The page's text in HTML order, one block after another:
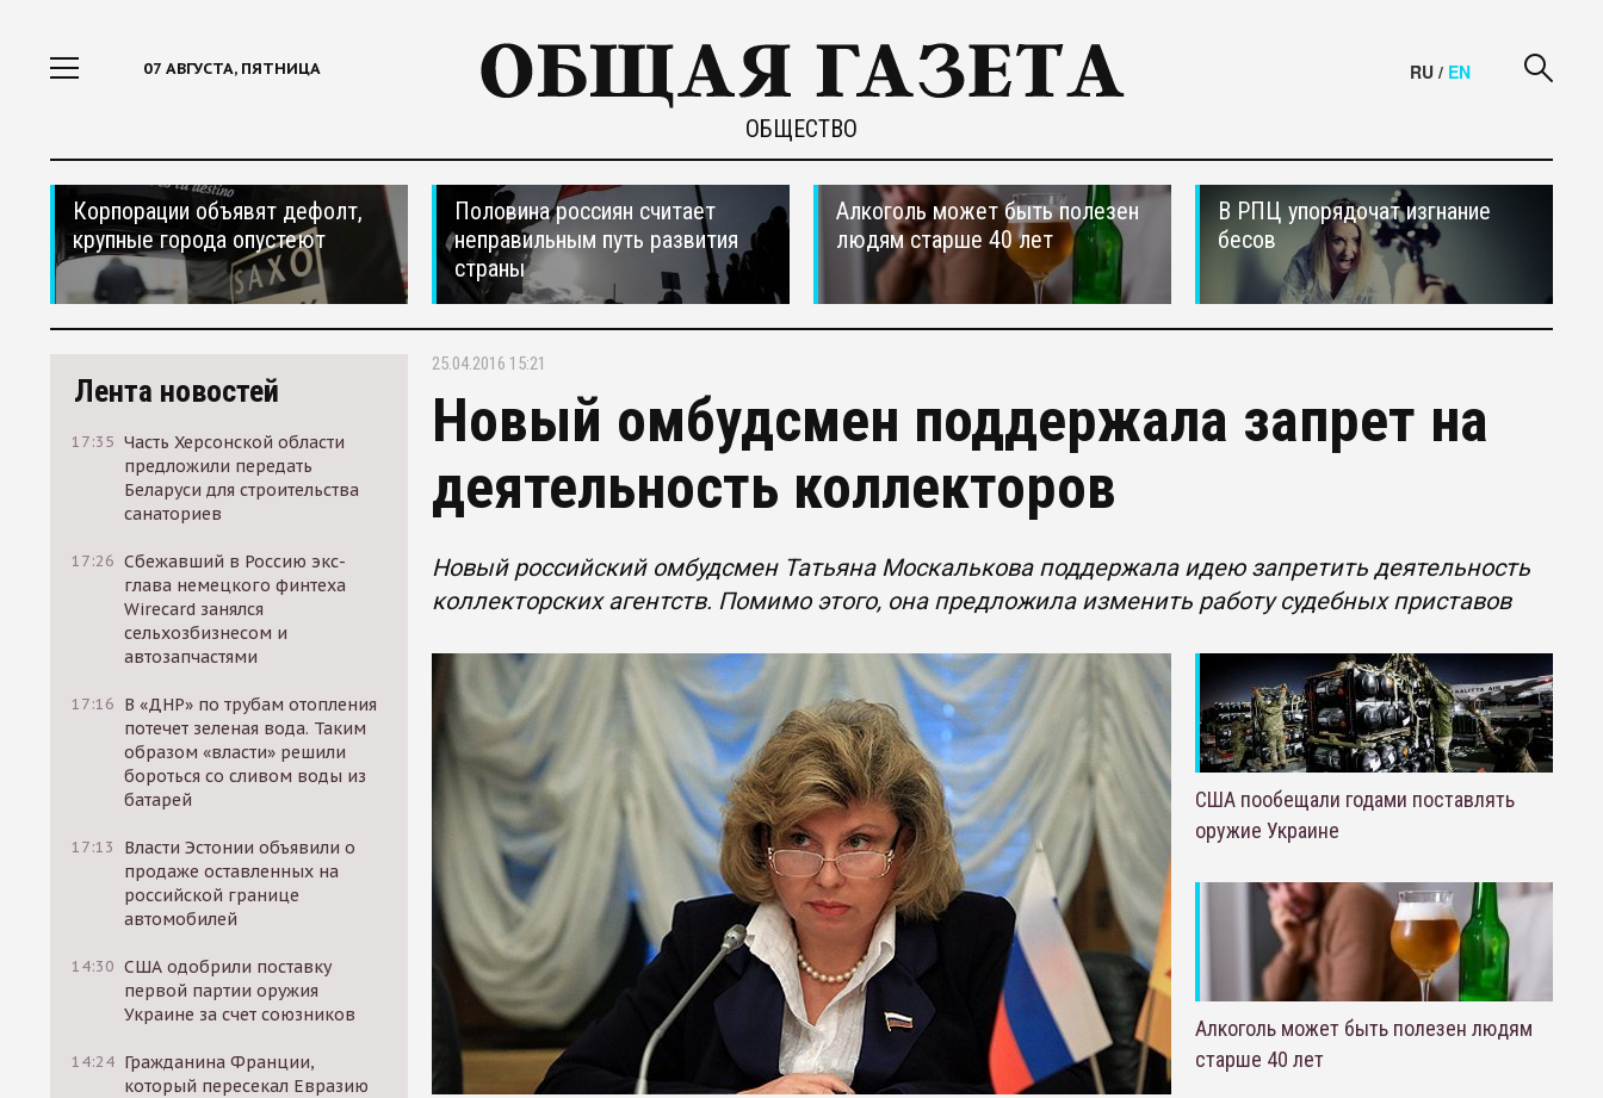
07 АВГУСТА, ПЯТНИЦА
ОБЩЕСТВО
RU / EN
Корпорации объявят дефолт,
крупные города опустеют
Половина россиян считает
неправильным путь развития
страны
Алкоголь может быть полезен
людям старше 40 лет
В РПЦ упорядочат изгнание
бесов
Лента новостей
17:35 Часть Херсонской области
предложили передать
Беларуси для строительства
санаториев
17:26 Сбежавший в Россию экс-
глава немецкого финтеха
Wirecard занялся
сельхозбизнесом и
автозапчастями
17:16 В «ДНР» по трубам отопления
потечет зеленая вода. Таким
образом «власти» решили
бороться со сливом воды из
батарей
17:13
Власти Эстонии объявили о
продаже оставленных на
российской границе
автомобилей
14:30 США одобрили поставку
первой партии оружия
Украине за счет союзников
14:24 Гражданина Франции,
который пересекал Евразию
25.04.2016 15:21
Новый омбудсмен поддержала запрет на
деятельность коллекторов
Новый российский омбудсмен Татьяна Москалькова поддержала идею запретить деятельность
коллекторских агентств. Помимо этого, она предложила изменить работу судебных приставов
США пообещали годами поставлять
оружие Украине
Алкоголь может быть полезен людям
старше 40 лет